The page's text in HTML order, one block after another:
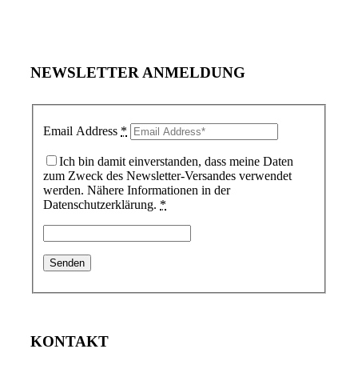
NEWSLETTER ANMELDUNG
Email Address *
Ich bin damit einverstanden, dass meine Daten
zum Zweck des Newsletter-Versandes verwendet
werden. Nähere Informationen in der
Datenschutzerklärung. *
KONTAKT